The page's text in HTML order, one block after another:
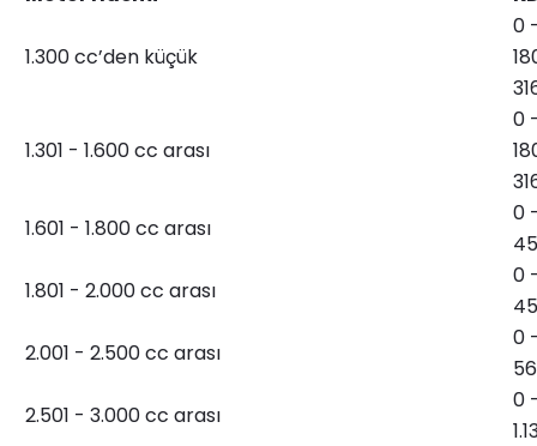
1.300 cc’den küçük
0
1.301 - 1.600 cc arası
0
1.601 - 1.800 cc arası
0
1.801 - 2.000 cc arası
0
2.001 - 2.500 cc arası
0
2.501 - 3.000 cc arası
0